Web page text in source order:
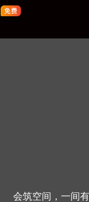
会筑空间，一间